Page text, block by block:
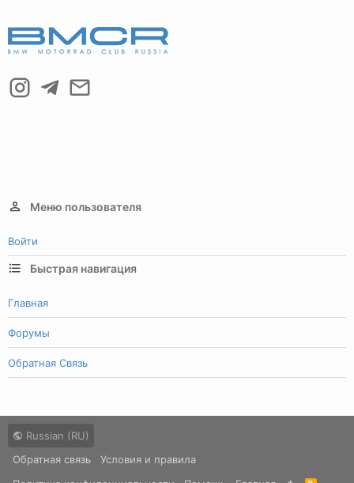
Меню пользователя
Войти
Быстрая навигация
Главная
Форумы
Обратная Связь
Russian (RU)
Обратная связь
Условия и правила